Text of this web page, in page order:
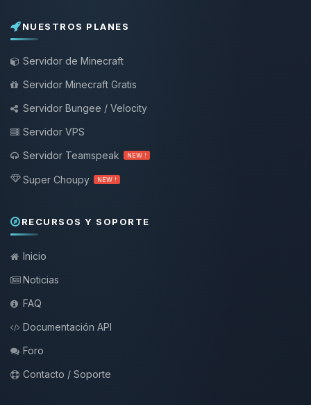
NUESTROS PLANES
Servidor de Minecraft
Servidor Minecraft Gratis
Servidor Bungee / Velocity
Servidor VPS
Servidor Teamspeak
NEW !
Super Choupy NEW !
RECURSOS Y SOPORTE
Inicio
Noticias
FAQ
Documentación API
Foro
Contacto / Soporte